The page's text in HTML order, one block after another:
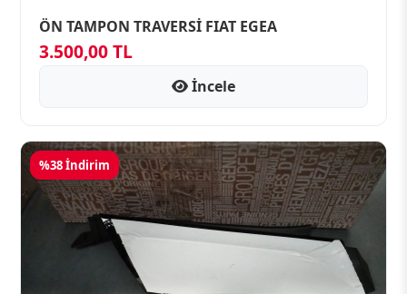
ÖN TAMPON TRAVERSİ FIAT EGEA
3.500,00 TL
İncele
%38 İndirim